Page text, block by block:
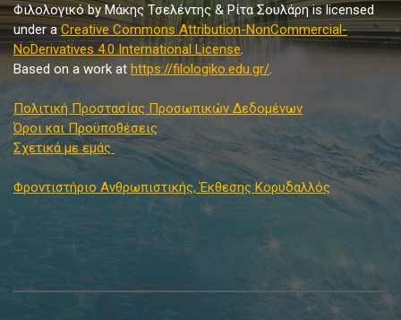
Φιλολογικό by Μάκης Τσελέντης & Ρίτα Σουλάρη is licensed
under a Creative Commons Attribution-NonCommercial-
NoDerivatives 4.0 International License
Based on a work at https://filologiko.edu.gr/
Πολιτική Προστασίας Προσωπικών Δεδομένων
Όροι και Προϋποθέσεις
Σχετικά με εμάς
Φροντιστήριο Ανθρωπιστικής, Έκθεσης Κορυδαλλός